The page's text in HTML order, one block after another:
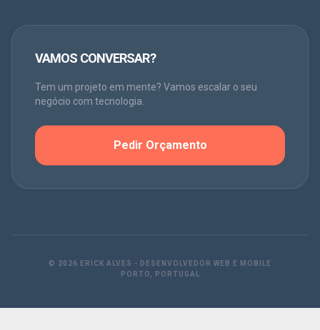
VAMOS CONVERSAR?
Tem um projeto em mente? Vamos escalar o seu
negócio com tecnologia.
Pedir Orçamento
© 2026 ERICK ALVES - DESENVOLVEDOR WEB E MOBILE
PORTO, PORTUGAL